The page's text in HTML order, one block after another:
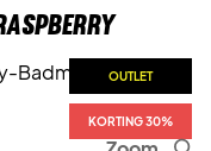
OUTLET
KORTING 30%
OUTLET
KORTING 30%
OUTLET
KORTING 30%
OUTLET
KORTING 30%
OUTLET
KORTING 30%
OUTLET
KORTING 30%